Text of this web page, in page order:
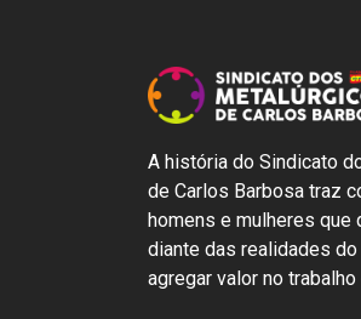
A história do Sindicato
de Carlos Barbosa traz
homens e mulheres que
diante das realidades
agregar valor no